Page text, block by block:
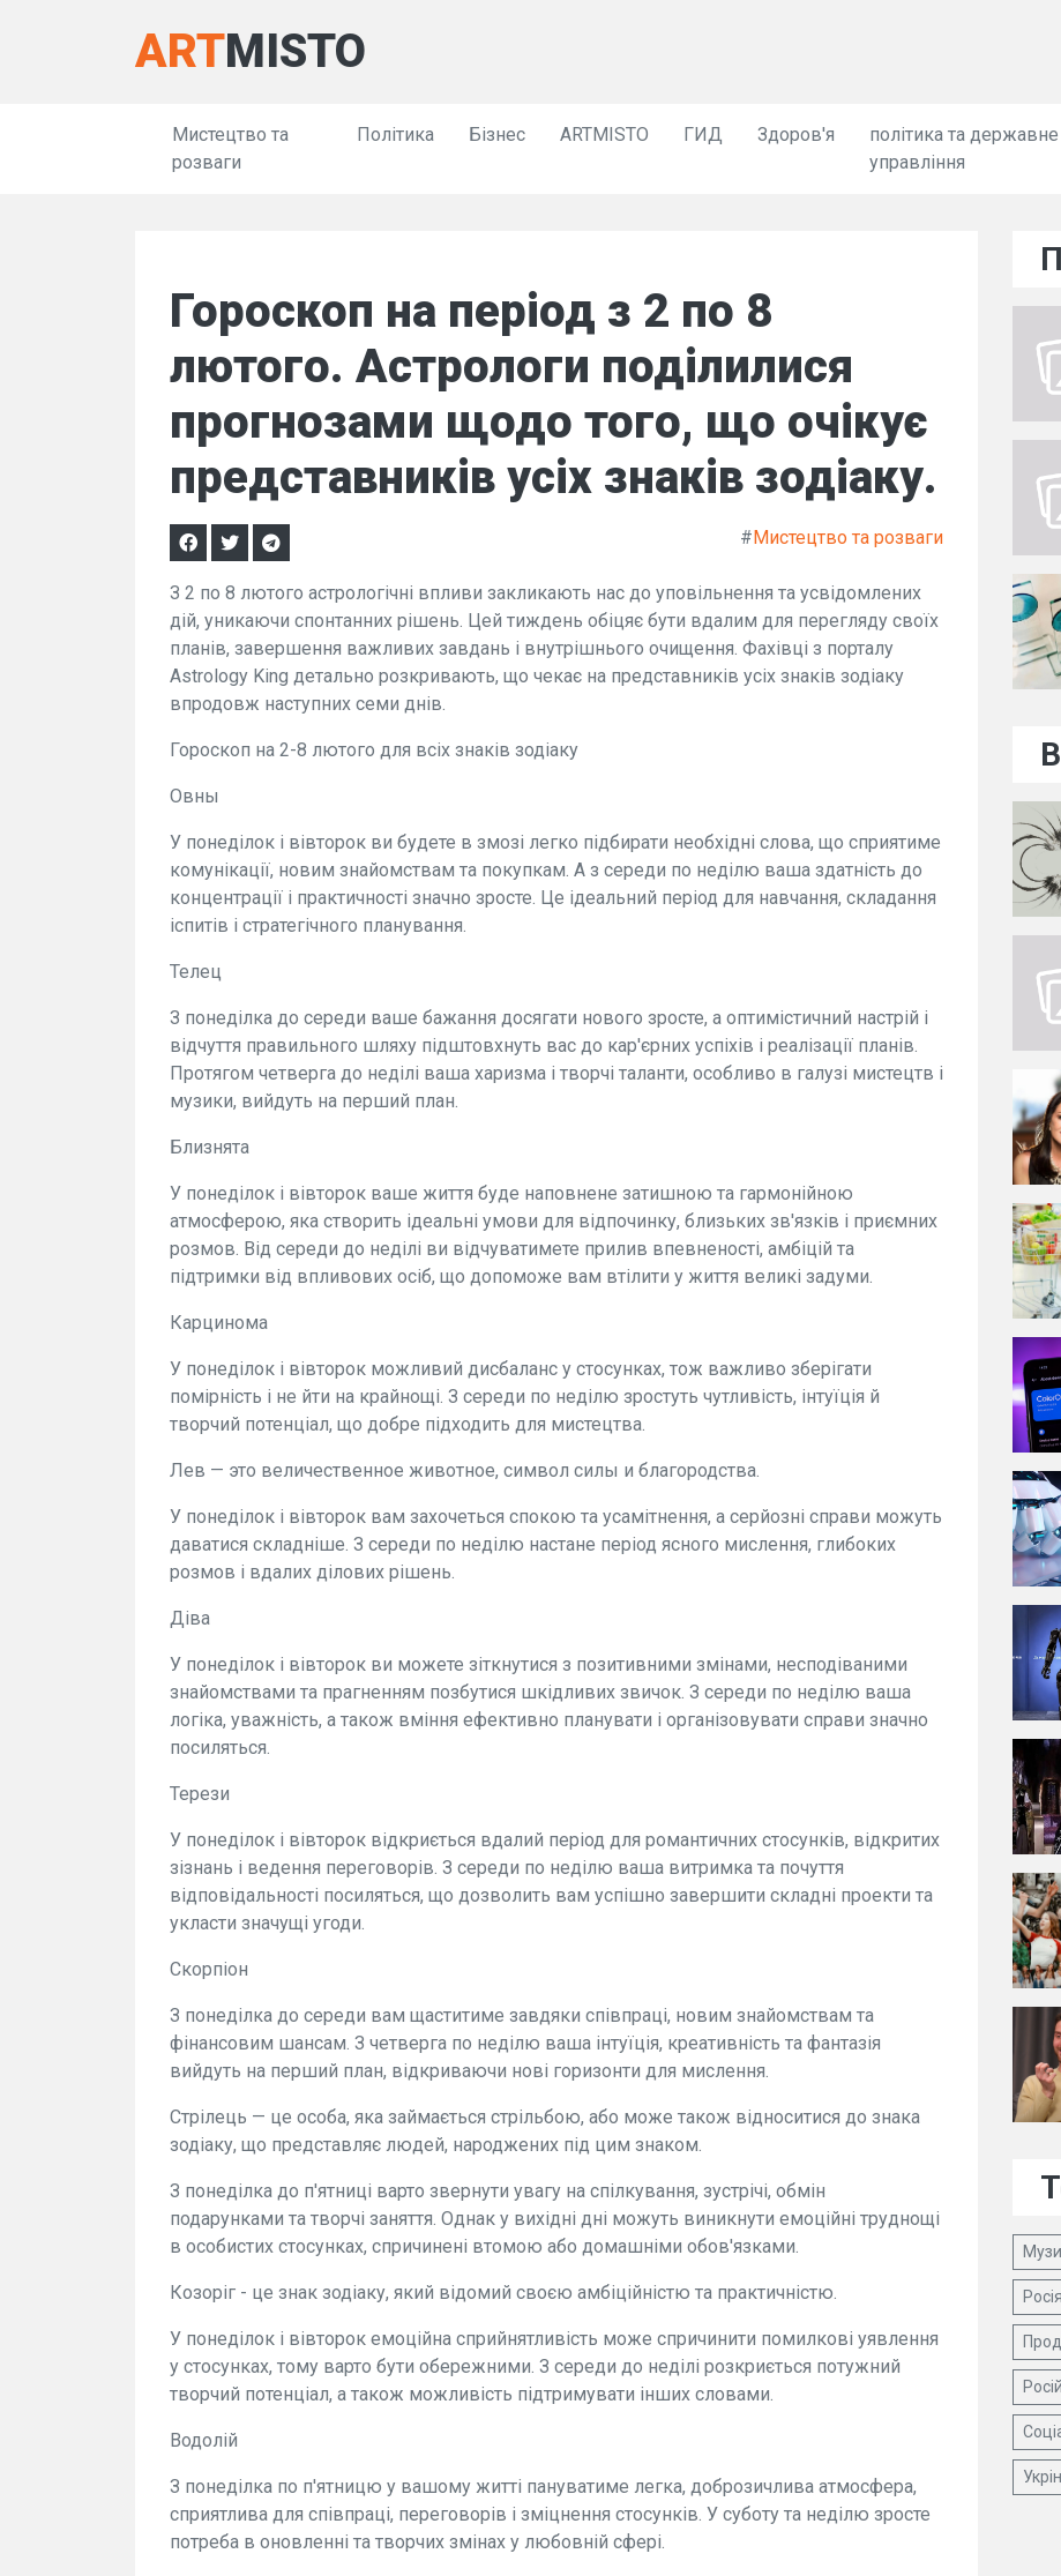
ARTMISTO
Мистецтво та
розваги
Політика Бізнес ARTMISTO ГИД Здоров'я
політика та державне
управління
Гороскоп на період з 2 по 8
лютого. Астрологи поділилися
прогнозами щодо того, що очікує
представників усіх знаків зодіаку.
#Мистецтво та розваги
З 2 по 8 лютого астрологічні впливи закликають нас до уповільнення та усвідомлених
дій, уникаючи спонтанних рішень. Цей тиждень обіцяє бути вдалим для перегляду своїх
планів, завершення важливих завдань і внутрішнього очищення. Фахівці з порталу
Astrology King детально розкривають, що чекає на представників усіх знаків зодіаку
впродовж наступних семи днів.
Гороскоп на 2-8 лютого для всіх знаків зодіаку
Овны
У понеділок і вівторок ви будете в змозі легко підбирати необхідні слова, що сприятиме
комунікації, новим знайомствам та покупкам. А з середи по неділю ваша здатність до
концентрації і практичності значно зросте. Це ідеальний період для навчання, складання
іспитів і стратегічного планування.
Телец
З понеділка до середи ваше бажання досягати нового зросте, а оптимістичний настрій і
відчуття правильного шляху підштовхнуть вас до кар'єрних успіхів і реалізації планів.
Протягом четверга до неділі ваша харизма і творчі таланти, особливо в галузі мистецтв і
музики, вийдуть на перший план.
Близнята
У понеділок і вівторок ваше життя буде наповнене затишною та гармонійною
атмосферою, яка створить ідеальні умови для відпочинку, близьких зв'язків і приємних
розмов. Від середи до неділі ви відчуватимете прилив впевненості, амбіцій та
підтримки від впливових осіб, що допоможе вам втілити у життя великі задуми.
Карцинома
У понеділок і вівторок можливий дисбаланс у стосунках, тож важливо зберігати
помірність і не йти на крайнощі. З середи по неділю зростуть чутливість, інтуїція й
творчий потенціал, що добре підходить для мистецтва.
Лев — это величественное животное, символ силы и благородства.
У понеділок і вівторок вам захочеться спокою та усамітнення, а серйозні справи можуть
даватися складніше. З середи по неділю настане період ясного мислення, глибоких
розмов і вдалих ділових рішень.
Діва
У понеділок і вівторок ви можете зіткнутися з позитивними змінами, несподіваними
знайомствами та прагненням позбутися шкідливих звичок. З середи по неділю ваша
логіка, уважність, а також вміння ефективно планувати і організовувати справи значно
посиляться.
Терези
У понеділок і вівторок відкриється вдалий період для романтичних стосунків, відкритих
зізнань і ведення переговорів. З середи по неділю ваша витримка та почуття
відповідальності посиляться, що дозволить вам успішно завершити складні проекти та
укласти значущі угоди.
Скорпіон
З понеділка до середи вам щаститиме завдяки співпраці, новим знайомствам та
фінансовим шансам. З четверга по неділю ваша інтуїція, креативність та фантазія
вийдуть на перший план, відкриваючи нові горизонти для мислення.
Стрілець — це особа, яка займається стрільбою, або може також відноситися до знака
зодіаку, що представляє людей, народжених під цим знаком.
З понеділка до п'ятниці варто звернути увагу на спілкування, зустрічі, обмін
подарунками та творчі заняття. Однак у вихідні дні можуть виникнути емоційні труднощі
в особистих стосунках, спричинені втомою або домашніми обов'язками.
Козоріг - це знак зодіаку, який відомий своєю амбіційністю та практичністю.
У понеділок і вівторок емоційна сприйнятливість може спричинити помилкові уявлення
у стосунках, тому варто бути обережними. З середи до неділі розкриється потужний
творчий потенціал, а також можливість підтримувати інших словами.
Водолій
З понеділка по п'ятницю у вашому житті пануватиме легка, доброзичлива атмосфера,
сприятлива для співпраці, переговорів і зміцнення стосунків. У суботу та неділю зросте
потреба в оновленні та творчих змінах у любовній сфері.
Росія